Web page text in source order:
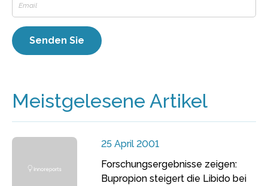
Meistgelesene Artikel
25 April 2001
Forschungsergebnisse zeigen:
Bupropion steigert die Libido bei